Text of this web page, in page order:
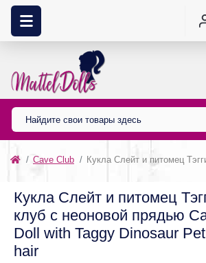
Cave Club Кукла Слейт и питомец
Кукла Слейт и питомец
клуб с неоновой прядью
Doll with Taggy Dinosaur
hair